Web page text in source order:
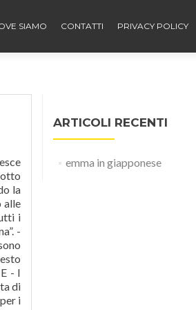
SIAMO CONTATTI PRIVACY POLICY
la
alle
i
-
- I
di
i
ARTICOLI RECENTI
emma in giapponese